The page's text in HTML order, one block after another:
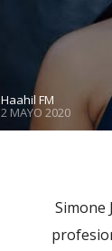
Haahil FM
2 MAYO 2020
Simone